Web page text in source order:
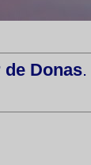
Donas.